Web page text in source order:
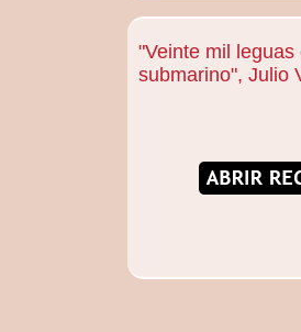
"Veinte mil leguas
submarino", Julio